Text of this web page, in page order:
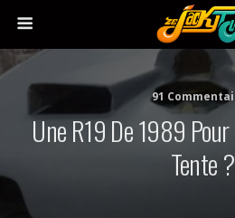
91
Une R19 De 1989
Tente ?